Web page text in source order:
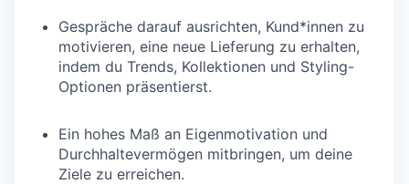
Gespräche darauf ausrichten, Kund*innen zu
motivieren, eine neue Lieferung zu erhalten,
indem du Trends, Kollektionen und Styling-
Optionen präsentierst.
Ein hohes Maß an Eigenmotivation und
Durchhaltevermögen mitbringen, um deine
Ziele zu erreichen.